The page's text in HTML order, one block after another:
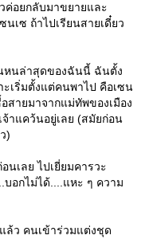
ค่อยกลับมาขยายและ
เซ ถ้าไปเรียนสายเดี๋ยว
หนล่าสุดของฉันนี้ ฉันตั้ง
ะเริ่มตั้งแต่คนพาไป คือเซน
สายมาจากแม่ทัพของเมือง
าแคว้นอยู่เลย (สมัยก่อน
)
นเลย ไปเยี่ยมคารวะ
บอกไม่ได้....แหะ ๆ ความ
ล้ว คนเข้าร่วมแต่งชุด